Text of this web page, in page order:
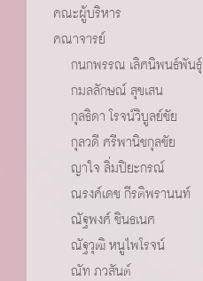
คณะผู้บริหาร
คณาจารย์
กนกพรรณ เลิศนิพนธ์พันธุ์
กมลลักษณ์ สุขเสน
กุลธิดา โรจน์วิบูลย์ชัย
กุลวดี ศรีพานิชกุลชัย
ญาใจ ลิ่มปิยะกรณ์
ณรงค์เดช กีรติพรานนท์
ณัฐพงศ์ ชินธเนศ
ณัฐวุฒิ หนูไพโรจน์
ณัท ภวสันต์